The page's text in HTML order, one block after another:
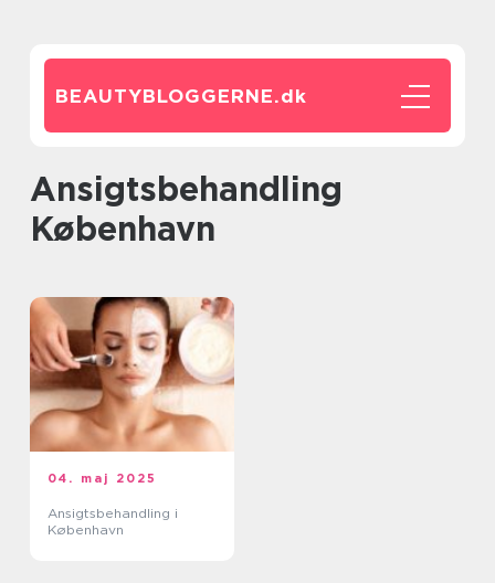
BEAUTYBLOGGERNE.dk
ansigtsbehandling
København
04. maj 2025
Ansigtsbehandling i
København